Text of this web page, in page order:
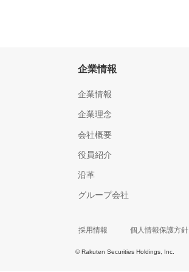
企業情報
企業情報
企業理念
会社概要
役員紹介
沿革
グループ会社
採用情報 個人情報保護方針
© Rakuten Securities Holdings, Inc.